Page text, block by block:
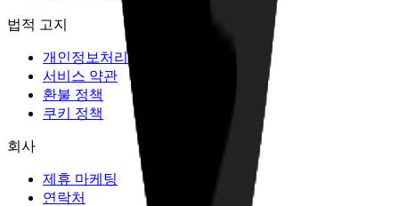
법적 고지
개인정보처리방침
서비스 약관
환불 정책
쿠키 정책
회사
제휴 마케팅
연락처